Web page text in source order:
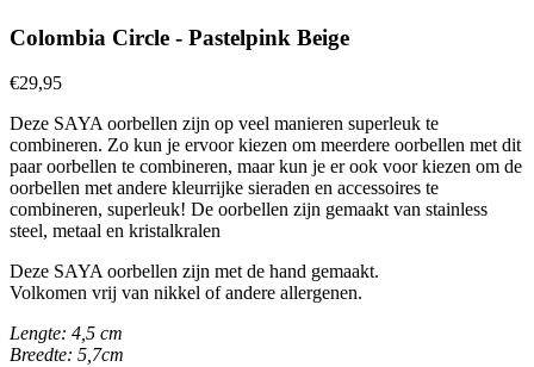
Colombia Circle - Pastelpink Beige
€29,95
Deze SAYA oorbellen zijn op veel manieren superleuk te
combineren. Zo kun je ervoor kiezen om meerdere oorbellen met dit
paar oorbellen te combineren, maar kun je er ook voor kiezen om de
oorbellen met andere kleurrijke sieraden en accessoires te
combineren, superleuk! De oorbellen zijn gemaakt van stainless
steel, metaal en kristalkralen
Deze SAYA oorbellen zijn met de hand gemaakt.
Volkomen vrij van nikkel of andere allergenen.
Lengte: 4,5 cm
Breedte: 5,7cm